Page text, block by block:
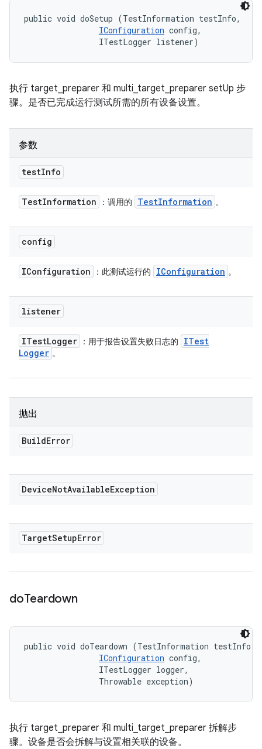
public void doSetup (TestInformation testInfo,
IConfiguration config,
                ITestLogger listener)
执行 target_preparer 和 multi_target_preparer setUp 步
骤。是否已完成运行测试所需的所有设备设置。
参数
testInfo
TestInformation ：调用的 TestInformation 。
config
IConfiguration ：此测试运行的 IConfiguration 。
listener
ITestLogger ：用于报告设置失败日志的
ITest
Logger 。
抛出
BuildError
DeviceNotAvailableException
TargetSetupError
doTeardown
public void doTeardown (TestInformation testInfo,
IConfiguration config,
                ITestLogger logger,
                Throwable exception)
执行 target_preparer 和 multi_target_preparer 拆解步
骤。设备是否会拆解与设置相关联的设备。